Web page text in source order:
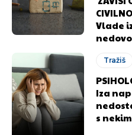
Vlade
Tražiš
Iza
s